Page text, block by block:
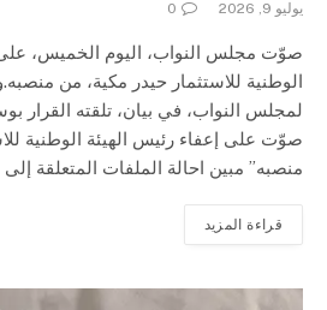
يوليو 9, 2026 0
صوّت مجلس النواب، اليوم الخميس، على
الوطنية للاستثمار حيدر مكية، من
لمجلس النواب، في بيان، تلقته القرار
صوّت على إعفاء رئيس الهيئة الوطنية
منصبه” مبين احالة الملفات المتعلقة إلى
قراءة المزيد